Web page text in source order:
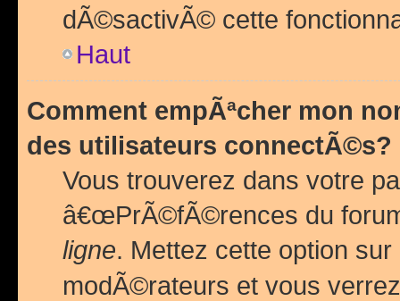
dÃ©sactivÃ© cette
Haut
Comment empÃªcher mon
des utilisateurs connectÃ©s?
Vous trouverez dans votre
â€œPrÃ©fÃ©rences du
ligne. Mettez cette option sur
modÃ©rateurs et vous